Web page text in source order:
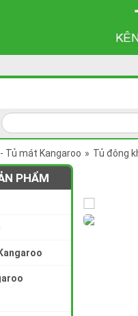
Tủ mát Kangaroo » Tủ đông
PHẨM